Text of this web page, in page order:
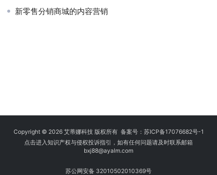
新零售分销商城的内容营销
Copyright © 2026 艾蒂娜科技 版权所有 备案号： 苏ICP备17076682号-1
点击进入知识产权与侵权投诉指引，如有任何问题请及时联系邮箱
bxj88@ayalm.com
苏公网安备 32010502010369号